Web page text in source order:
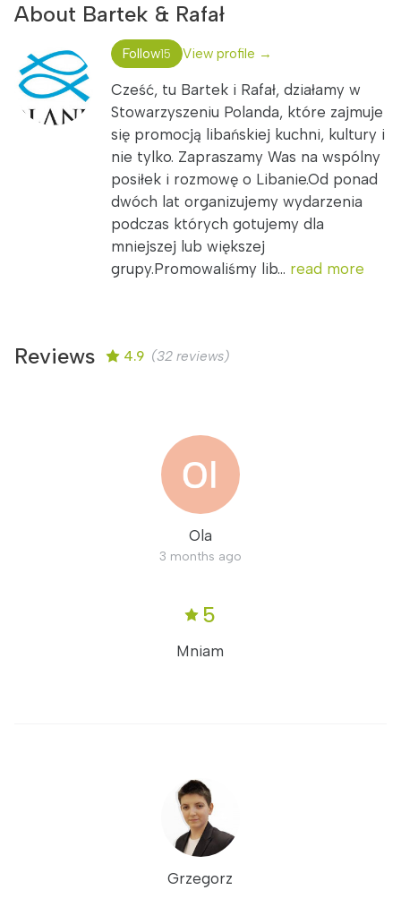
About Bartek & Rafał
Follow15 View profile →
Cześć, tu Bartek i Rafał, działamy w
Stowarzyszeniu Polanda, które zajmuje
się promocją libańskiej kuchni, kultury i
nie tylko. Zapraszamy Was na wspólny
posiłek i rozmowę o Libanie.Od ponad
dwóch lat organizujemy wydarzenia
podczas których gotujemy dla
mniejszej lub większej
grupy.Promowaliśmy lib... read more
Reviews 4.9 (32 reviews)
Ola
3 months ago
5
Mniam
Grzegorz